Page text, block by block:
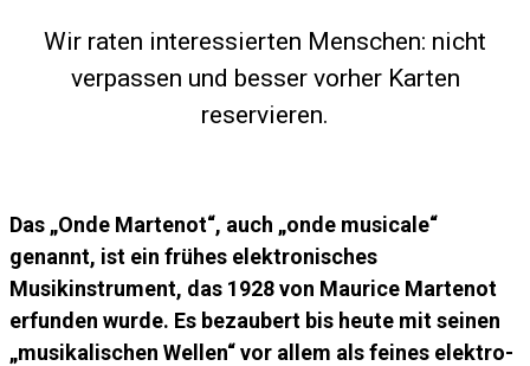
Wir raten interessierten Menschen: nicht
verpassen und besser vorher Karten
reservieren.
Das „Onde Martenot“, auch „onde musicale“
genannt, ist ein frühes elektronisches
Musikinstrument, das 1928 von Maurice Martenot
erfunden wurde. Es bezaubert bis heute mit seinen
„musikalischen Wellen“ vor allem als feines elektro-